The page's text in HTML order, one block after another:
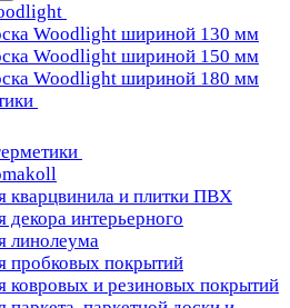
Woodlight шириной 130 мм
Woodlight шириной 150 мм
Woodlight шириной 180 мм
кварцвинила и плитки ПВХ
декора интерьерного
линолеума
пробковых покрытий
ковровых и резиновых покрытий